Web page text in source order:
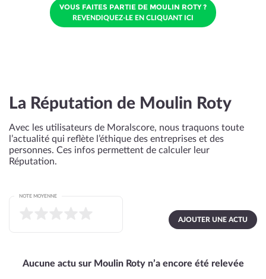
VOUS FAITES PARTIE DE MOULIN ROTY ?
REVENDIQUEZ-LE EN CLIQUANT ICI
La Réputation de Moulin Roty
Avec les utilisateurs de Moralscore, nous traquons toute
l’actualité qui reflète l’éthique des entreprises et des
personnes. Ces infos permettent de calculer leur
Réputation.
AJOUTER UNE ACTU
NOTE MOYENNE
Aucune actu sur Moulin Roty n’a encore été relevée